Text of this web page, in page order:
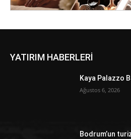
YATIRIM HABERLERİ
Kaya Palazzo
Ağustos 6, 2026
Bodrum’un